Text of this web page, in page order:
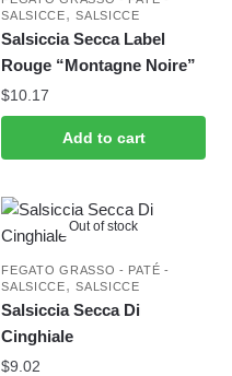
SALSICCE,SALSICCE
Salsiccia Secca Label
Rouge “Montagne Noire”
$10.17
Add to cart
Out of stock
FEGATO GRASSO - PATÉ -
SALSICCE,SALSICCE
Salsiccia Secca Di
Cinghiale
$9.02